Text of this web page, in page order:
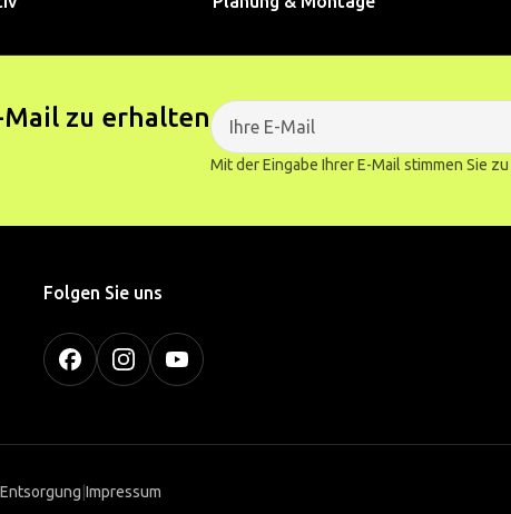
zu erhalten
Mit der Eingabe Ihrer E-Mail stimmen Sie zu
Folgen Sie uns
Impressum